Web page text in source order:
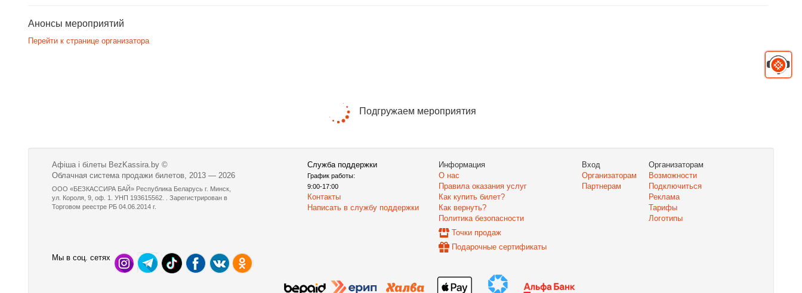
Анонсы мероприятий
Перейти к странице организатора
Подгружаем мероприятия
Афіша і білеты BezKassira.by ©
Облачная система продажи билетов, 2013 — 2026
ООО «БЕЗКАССИРА БАЙ» Республика Беларусь г. Минск,
ул. Короля, 9, оф. 1. УНП 193615562. . Зарегистрирован в
Торговом реестре РБ 04.06.2014 г.
Служба поддержки
График работы:
9:00-17:00
Контакты
Написать в службу поддержки
Информация
О нас
Правила оказания услуг
Как купить билет?
Как вернуть?
Политика безопасности
Точки продаж
Подарочные сертификаты
Вход
Организаторам
Партнерам
Организаторам
Возможности
Подключиться
Реклама
Тарифы
Логотипы
Мы в соц. сетях